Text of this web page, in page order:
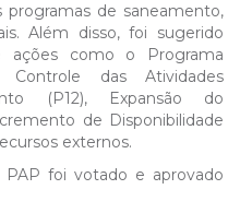
programas de saneamento,
Além disso, foi sugerido
ações como o Programa
das Atividades
(P12), Expansão do
de Disponibilidade
externos.
PAP foi votado e aprovado